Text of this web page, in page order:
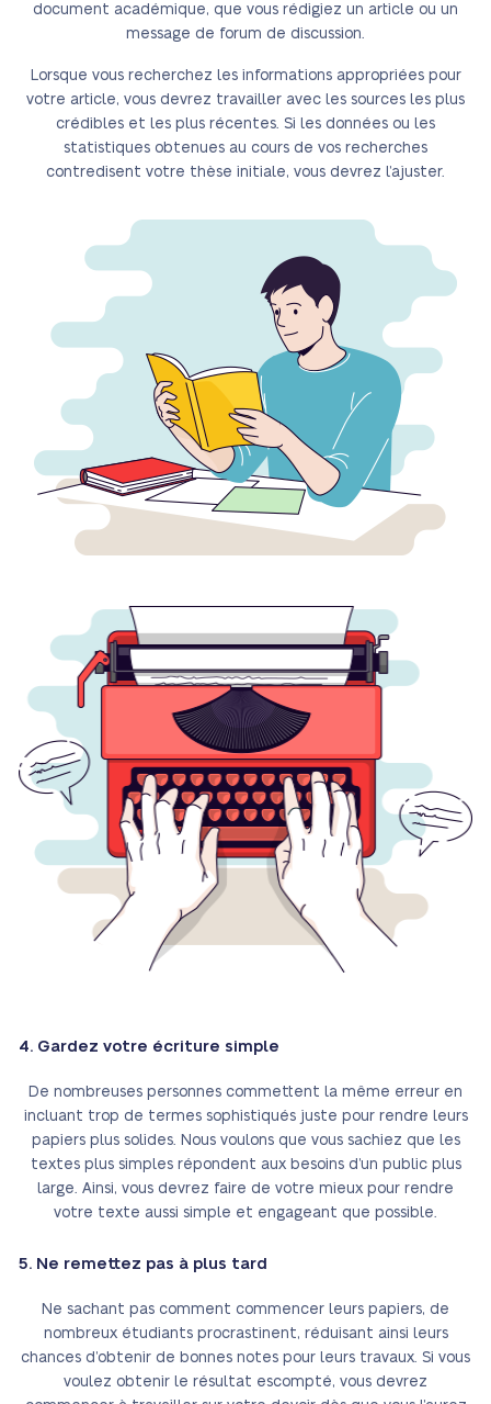
document académique, que vous rédigiez un article ou un
message de forum de discussion.
Lorsque vous recherchez les informations appropriées pour
votre article, vous devrez travailler avec les sources les plus
crédibles et les plus récentes. Si les données ou les
statistiques obtenues au cours de vos recherches
contredisent votre thèse initiale, vous devrez l’ajuster.
4. Gardez votre écriture simple
De nombreuses personnes commettent la même erreur en
incluant trop de termes sophistiqués juste pour rendre leurs
papiers plus solides. Nous voulons que vous sachiez que les
textes plus simples répondent aux besoins d’un public plus
large. Ainsi, vous devrez faire de votre mieux pour rendre
votre texte aussi simple et engageant que possible.
5. Ne remettez pas à plus tard
Ne sachant pas comment commencer leurs papiers, de
nombreux étudiants procrastinent, réduisant ainsi leurs
chances d’obtenir de bonnes notes pour leurs travaux. Si vous
voulez obtenir le résultat escompté, vous devrez